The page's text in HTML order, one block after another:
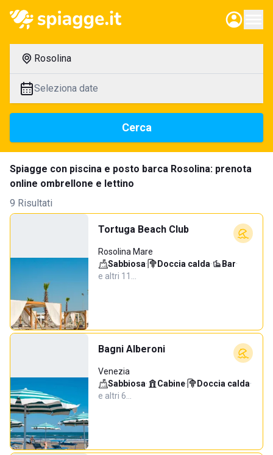
Rosolina
Seleziona date
Cerca
Spiagge con piscina e posto barca Rosolina: prenota
online ombrellone e lettino
9 Risultati
Tortuga Beach Club
Rosolina Mare
Sabbiosa· Doccia calda· Bar·
e altri 11…
Bagni Alberoni
Venezia
Sabbiosa· Cabine· Doccia calda·
e altri 6…